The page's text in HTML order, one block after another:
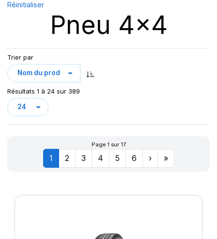
126/123
127/124
128
ALL TERRAIN T/A KO3
AT/TA KO3 LRD
AT/TA KO3 LRF
AT70
AT100
AT T/A KO2
CHAMPIRO VP1
CINTURATO AS+
CINTURATO SF3
COMPETUS A/T 2
Réinitialiser
Pneu 4x4
Trier par
Résultats 1 à 24 sur 389
Page 1 sur 17
1 2 3 4 5 6 › »